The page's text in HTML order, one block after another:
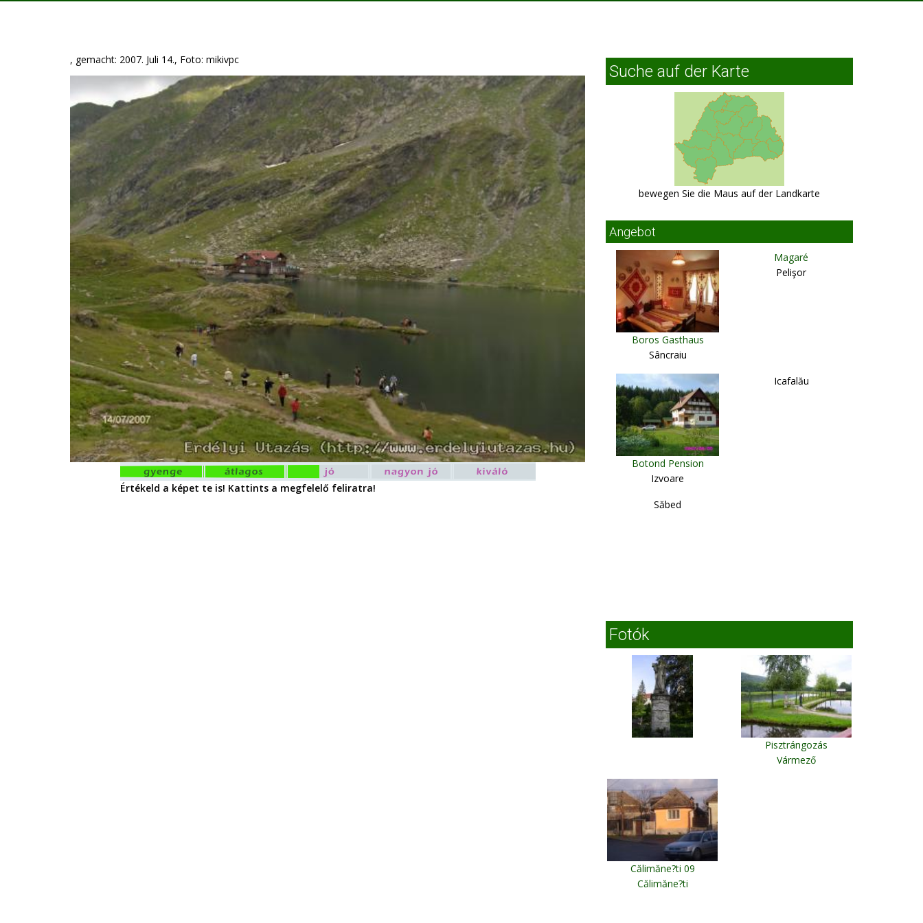
, gemacht: 2007. Juli 14., Foto: mikivpc
Értékeld a képet te is! Kattints a megfelelő feliratra!
Suche auf der Karte
bewegen Sie die Maus auf der Landkarte
Angebot
Boros Gasthaus
Sâncraiu
Magaré
Pelişor
Botond Pension
Izvoare
Icafalău
Săbed
Fotók
Pisztrángozás
Vármező
Călimăne?ti 09
Călimăne?ti